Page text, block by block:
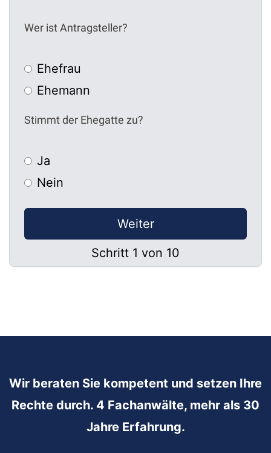
Wer ist Antragsteller?
Ehefrau
Ehemann
Stimmt der Ehegatte zu?
Ja
Nein
Weiter
Schritt 1 von 10
Wir beraten Sie kompetent und setzen Ihre
Rechte durch. 4 Fachanwälte, mehr als 30
Jahre Erfahrung.